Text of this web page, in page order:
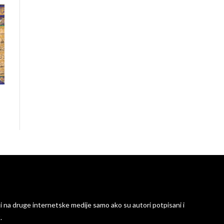
druge internetske medije samo ako su autori potpisani i